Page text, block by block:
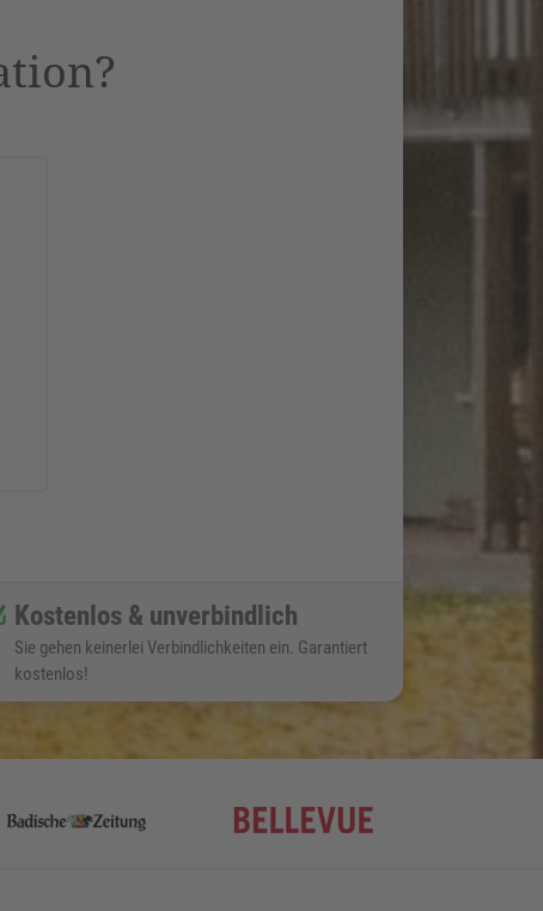
Kostenlos & unverbindlich
Sie gehen keinerlei Verbindlichkeiten ein. Garantiert
kostenlos!